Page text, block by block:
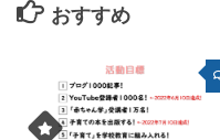
おすすめ